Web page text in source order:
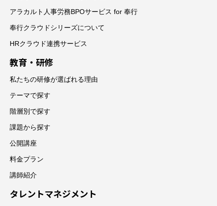
アラカルト人事労務BPOサービス for 奉行
奉行クラウドシリーズについて
HRクラウド連携サービス
教育・研修
私たちの研修が選ばれる理由
テーマで探す
階層別で探す
課題から探す
公開講座
料金プラン
講師紹介
タレントマネジメント